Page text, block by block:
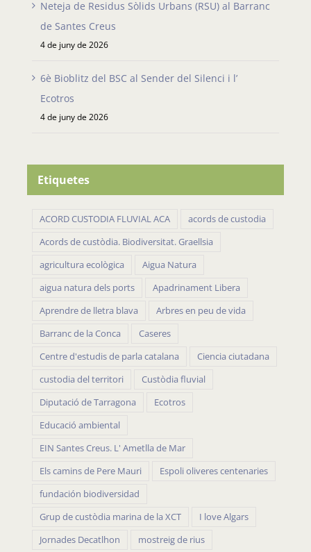
de Santes Creus
4 de juny de 2026
Ecotros
4 de juny de 2026
Etiquetes
Acords de custòdia. Biodiversitat. Graellsia
agricultura ecològica
Aigua Natura
aigua natura dels ports
Apadrinament Libera
Aprendre de lletra blava
Arbres en peu de vida
Barranc de la Conca
Caseres
Centre d'estudis de parla catalana
custodia del territori
Custòdia fluvial
Diputació de Tarragona
Ecotros
Educació ambiental
EIN Santes Creus. L' Ametlla de Mar
Els camins de Pere Mauri
Espoli oliveres centenaries
fundación biodiversidad
Grup de custòdia marina de la XCT
Jornades Decatlhon
mostreig de rius
neteja de platges